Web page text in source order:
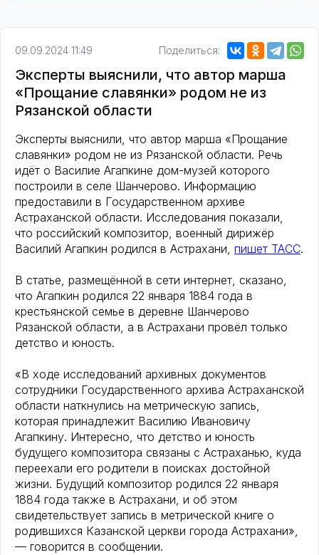
09.09.2024 11:49 Поделиться:
Эксперты выяснили, что автор марша
«Прощание славянки» родом не из
Рязанской области
Эксперты выяснили, что автор марша «Прощание
славянки» родом не из Рязанской области. Речь
идёт о Василие Агапкине дом-музей которого
построили в селе Шанчерово. Информацию
предоставили в Государственном архиве
Астраханской области. Исследования показали,
что российский композитор, военный дирижёр
Василий Агапкин родился в Астрахани, пишет ТАСС.
В статье, размещённой в сети интернет, сказано,
что Агапкин родился 22 января 1884 года в
крестьянской семье в деревне Шанчерово
Рязанской области, а в Астрахани провёл только
детство и юность.
«В ходе исследований архивных документов
сотрудники Государственного архива Астраханской
области наткнулись на метрическую запись,
которая принадлежит Василию Ивановичу
Агапкину. Интересно, что детство и юность
будущего композитора связаны с Астраханью, куда
переехали его родители в поисках достойной
жизни. Будущий композитор родился 22 января
1884 года также в Астрахани, и об этом
свидетельствует запись в метрической книге о
родившихся Казанской церкви города Астрахани»,
— говорится в сообщении.